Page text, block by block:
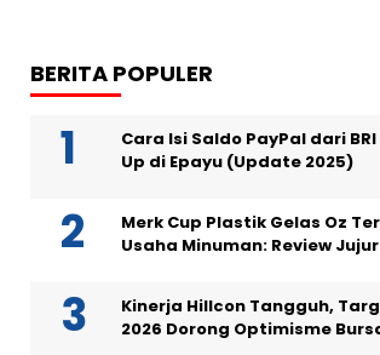
BERITA POPULER
Cara Isi Saldo PayPal dari
Up di Epayu (Update 2025)
Merk Cup Plastik Gelas Oz
Usaha Minuman: Review Jujur
Kinerja Hillcon Tangguh,
2026 Dorong Optimisme